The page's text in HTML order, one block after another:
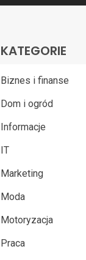
KATEGORIE
Biznes i finanse
Dom i ogród
Informacje
IT
Marketing
Moda
Motoryzacja
Praca